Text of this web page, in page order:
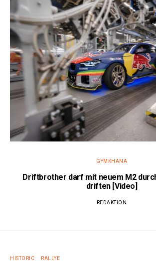
GYMKHANA
Driftbrother darf mit neuem M2
driften [Video]
REDAKTION
HISTORIC RALLYE